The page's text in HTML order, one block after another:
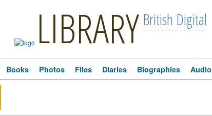
LIBRARY British Digital
Books Photos Files Diaries Biographies Audio